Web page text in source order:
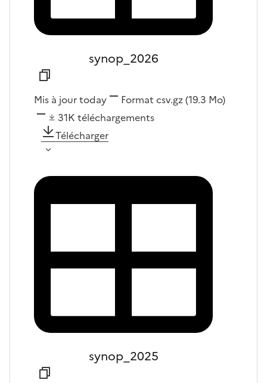
synop_2026
Mis à jour today Format csv.gz(19.3 Mo)
31K téléchargements
Télécharger
synop_2025